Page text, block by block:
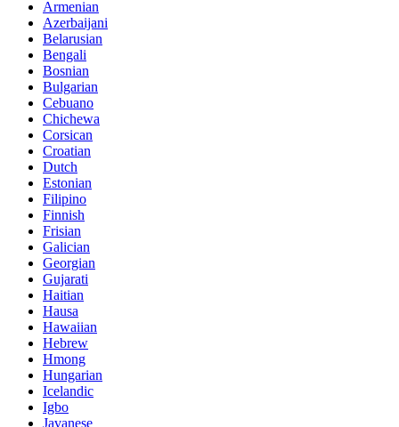
Armenian
Azerbaijani
Belarusian
Bengali
Bosnian
Bulgarian
Cebuano
Chichewa
Corsican
Croatian
Dutch
Estonian
Filipino
Finnish
Frisian
Galician
Georgian
Gujarati
Haitian
Hausa
Hawaiian
Hebrew
Hmong
Hungarian
Icelandic
Igbo
Javanese